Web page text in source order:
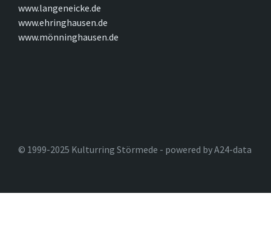
www.langeneicke.de
www.ehringhausen.de
www.mönninghausen.de
© 1999-2025 Kulturring Störmede - powered by A24-data